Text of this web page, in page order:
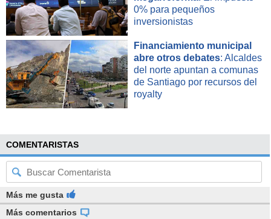
0% para pequeños
inversionistas
Financiamiento municipal
abre otros debates: Alcaldes
del norte apuntan a comunas
de Santiago por recursos del
royalty
COMENTARISTAS
Más me gusta
Más comentarios